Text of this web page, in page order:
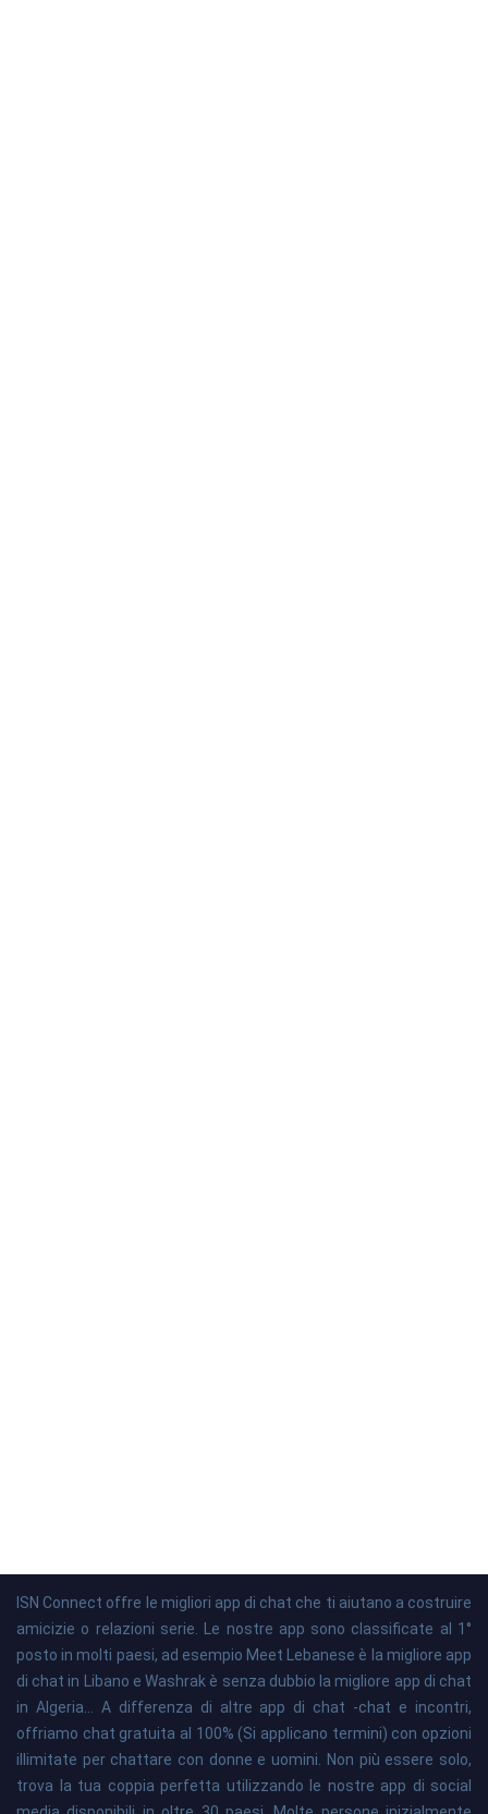
ISN Connect offre le migliori app di chat che ti aiutano a costruire
amicizie o relazioni serie. Le nostre app sono classificate al 1°
posto in molti paesi, ad esempio Meet Lebanese è la migliore app
di chat in Libano e Washrak è senza dubbio la migliore app di chat
in Algeria... A differenza di altre app di chat -chat e incontri,
offriamo chat gratuita al 100% (Si applicano termini) con opzioni
illimitate per chattare con donne e uomini. Non più essere solo,
trova la tua coppia perfetta utilizzando le nostre app di social